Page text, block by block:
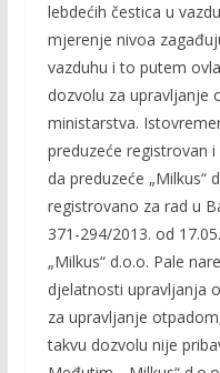
lebdećih čestica u
mjerenje nivoa
vazduhu i to putem
dozvolu za upravljanje
ministarstva.
preduzeće registrovan
da preduzeće „Milkus“
registrovano za rad u
371-294/2013. od
„Milkus“ d.o.o. Pale
djelatnosti upravljanja
za upravljanje
takvu dozvolu nije